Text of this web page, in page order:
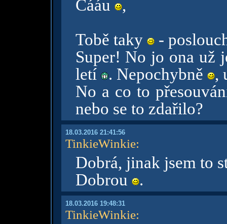
Čááu
,
Tobě taky
-
Super! No jo ona už
letí
. Nepochybně
,
No a co to
nebo se to zdařilo?
18.03.2016 21:41:56
TinkieWinkie:
Dobrá, jinak jsem to
Dobrou
.
18.03.2016 19:48:31
TinkieWinkie: